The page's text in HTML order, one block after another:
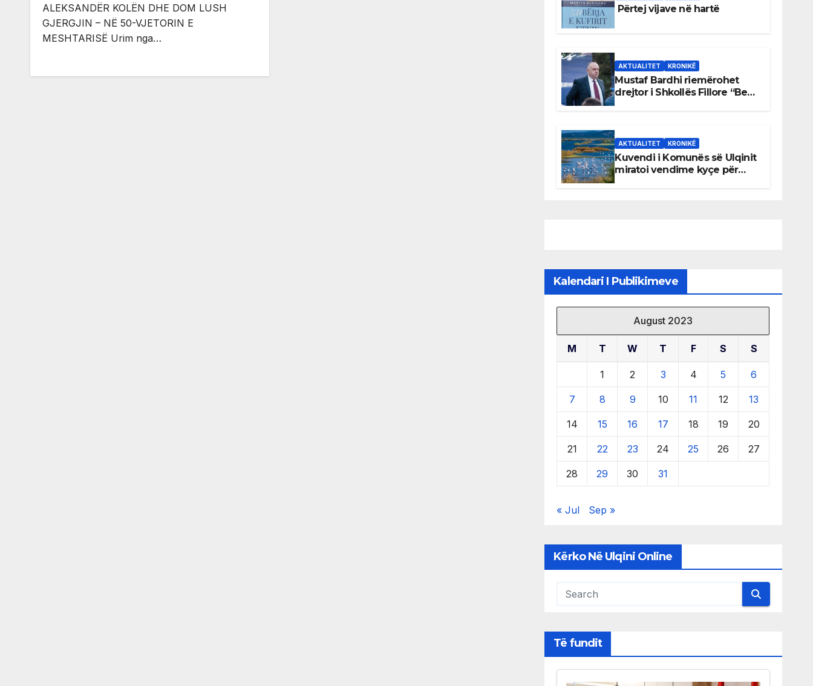
ALEKSANDËR KOLËN DHE DOM LUSH
GJERGJIN – NË 50-VJETORIN E
MESHTARISË Urim nga…
Përtej vijave në hartë
AKTUALITET KRONIKË
Mustaf Bardhi riemërohet
drejtor i Shkollës Fillore “Bedri
AKTUALITET KRONIKË
Kuvendi i Komunës së Ulqinit
miratoi vendime kyçe për
Kalendari I Publikimeve
August 2023
M T W T F S S
1 2 3 4 5 6
7 8 9 10 11 12 13
14 15 16 17 18 19 20
21 22 23 24 25 26 27
28 29 30 31
« Jul Sep »
Kërko Në Ulqini Online
Të fundit